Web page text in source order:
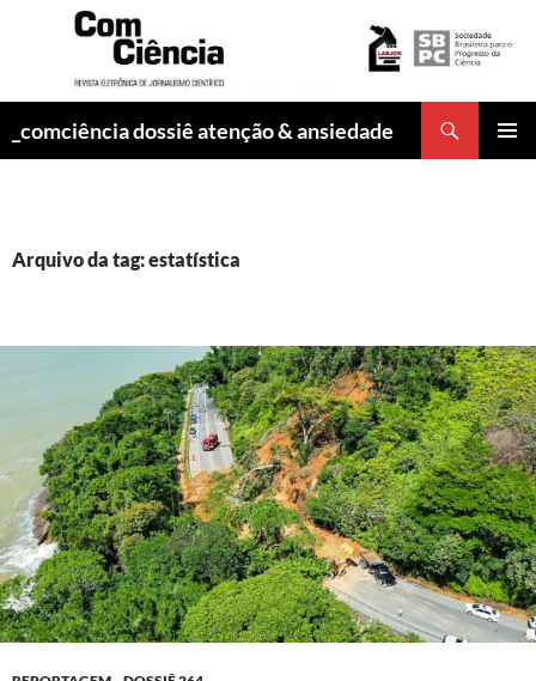
_comciência dossiê atenção & ansiedade
Arquivo da tag: estatística